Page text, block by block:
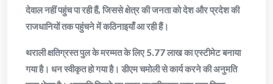
देवाल नहीं पहुंच पा रही हैं, जिससे क्षेत्र की जनता को देश और प्रदेश की
राजधानियों तक पहुंचने में कठिनाइयाँ आ रही हैं।
थराली क्षतिग्रस्त पुल के मरम्मत के लिए 5.77 लाख का एस्टीमेट बनाया
गया है। धन स्वीकृत हो गया है। डीएम चमोली से कार्य करने की अनुमति